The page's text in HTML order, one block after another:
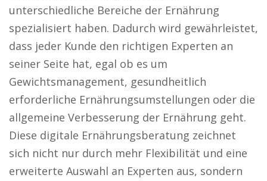
unterschiedliche Bereiche der Ernährung
spezialisiert haben. Dadurch wird gewährleistet,
dass jeder Kunde den richtigen Experten an
seiner Seite hat, egal ob es um
Gewichtsmanagement, gesundheitlich
erforderliche Ernährungsumstellungen oder die
allgemeine Verbesserung der Ernährung geht.
Diese digitale Ernährungsberatung zeichnet
sich nicht nur durch mehr Flexibilität und eine
erweiterte Auswahl an Experten aus, sondern